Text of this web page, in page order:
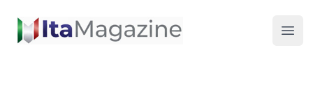
ItaMagazine